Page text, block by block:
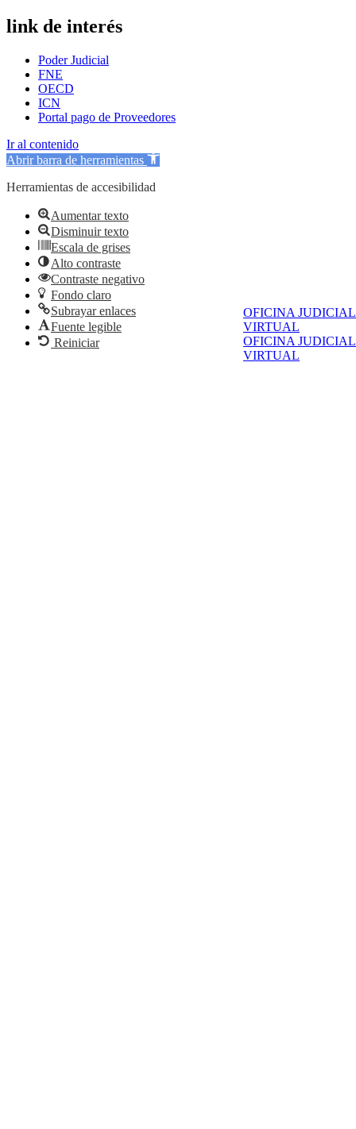
OFICINA JUDICIAL
VIRTUAL
OFICINA JUDICIAL
VIRTUAL
link de interés
Poder Judicial
FNE
OECD
ICN
Portal pago de Proveedores
Ir al contenido
Abrir barra de herramientas
Herramientas de accesibilidad
Aumentar texto
Disminuir texto
Escala de grises
Alto contraste
Contraste negativo
Fondo claro
Subrayar enlaces
Fuente legible
Reiniciar